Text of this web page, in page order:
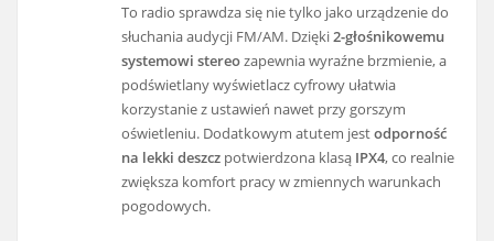
To radio sprawdza się nie tylko jako urządzenie do
słuchania audycji FM/AM. Dzięki2-głośnikowemu
systemowi stereozapewnia wyraźne brzmienie, a
podświetlany wyświetlacz cyfrowy ułatwia
korzystanie z ustawień nawet przy gorszym
oświetleniu. Dodatkowym atutem jestodporność
na lekki deszcz potwierdzona klasą IPX4, co realnie
zwiększa komfort pracy w zmiennych warunkach
pogodowych.